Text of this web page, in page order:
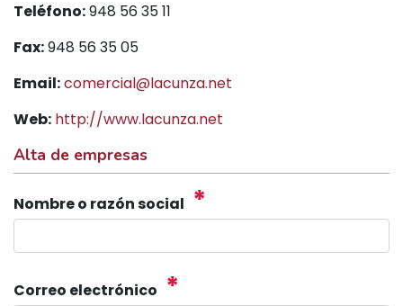
Teléfono:948 56 35 11
Fax:948 56 35 05
Email:comercial@lacunza.net
Web: http://www.lacunza.net
Alta de empresas
Nombre o razón social *
Correo electrónico *